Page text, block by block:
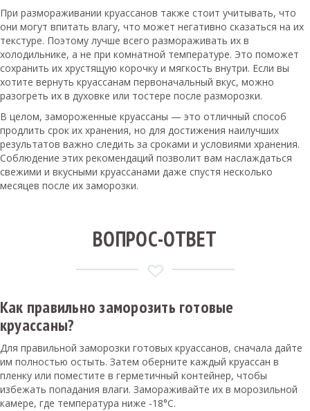
При размораживании круассанов также стоит учитывать, что
они могут впитать влагу, что может негативно сказаться на их
текстуре. Поэтому лучше всего размораживать их в
холодильнике, а не при комнатной температуре. Это поможет
сохранить их хрустящую корочку и мягкость внутри. Если вы
хотите вернуть круассанам первоначальный вкус, можно
разогреть их в духовке или тостере после разморозки.
В целом, замороженные круассаны — это отличный способ
продлить срок их хранения, но для достижения наилучших
результатов важно следить за сроками и условиями хранения.
Соблюдение этих рекомендаций позволит вам наслаждаться
свежими и вкусными круассанами даже спустя несколько
месяцев после их заморозки.
ВОПРОС-ОТВЕТ
Как правильно заморозить готовые
круассаны?
Для правильной заморозки готовых круассанов, сначала дайте
им полностью остыть. Затем оберните каждый круассан в
пленку или поместите в герметичный контейнер, чтобы
избежать попадания влаги. Замораживайте их в морозильной
камере, где температура ниже -18°C.